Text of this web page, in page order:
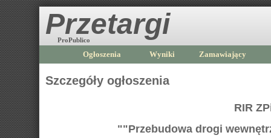
Przetargi
ProPublico
Ogłoszenia Wyniki Zamawiający
Szczegóły ogłoszenia
RIR
""Przebudowa drogi